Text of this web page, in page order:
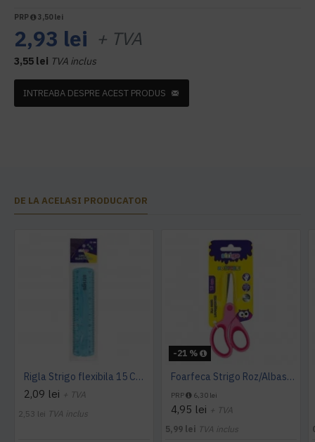
PRP 3,50 lei
2,93 lei + TVA
3,55 lei TVA inclus
INTREABA DESPRE ACEST PRODUS
DE LA ACELASI PRODUCATOR
Rigla Strigo flexibila 15 CM Albastru
2,09 lei + TVA
2,53 lei TVA inclus
-21 %
Foarfeca Strigo Roz/Albastru
PRP 6,30 lei
4,95 lei + TVA
5,99 lei TVA inclus